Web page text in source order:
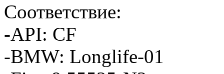
Соответствие:
-API: CF
-BMW: Longlife-01